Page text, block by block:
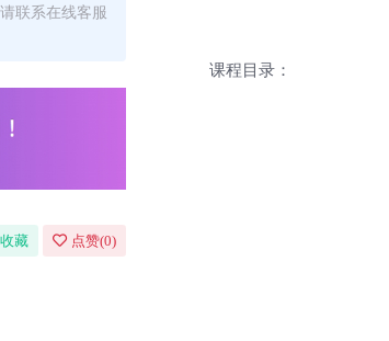
联系在线客服
收藏 点赞(0)
课程目录：